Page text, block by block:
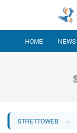
HOME NEWS
STRETTOWEB »